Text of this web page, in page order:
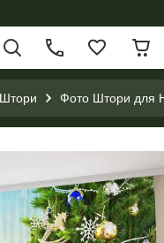
Фото Штори для